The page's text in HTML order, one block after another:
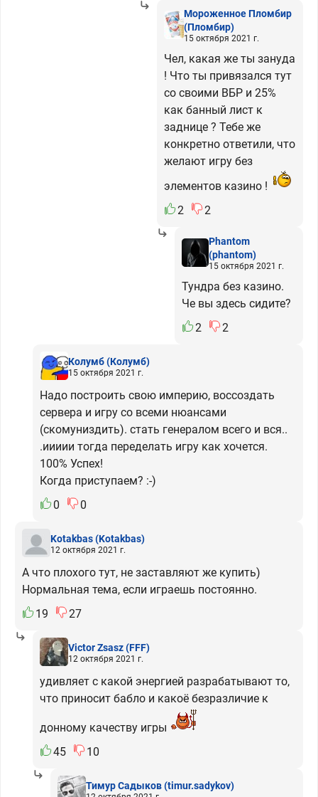
Мороженное Пломбир
(Пломбир)
15 октября 2021 г.
Чел, какая же ты зануда
! Что ты привязался тут
со своими ВБР и 25%
как банный лист к
заднице ? Тебе же
конкретно ответили, что
желают игру без
элементов казино !
2
2
Phantom
(phantom)
15 октября 2021 г.
Тундра без казино.
Че вы здесь сидите?
2
2
Колумб(Колумб)
15 октября 2021 г.
Надо построить свою империю, воссоздать
сервера и игру со всеми нюансами
(скомуниздить). стать генералом всего и вся..
.иииии тогда переделать игру как хочется.
100% Успех!
Когда приступаем? :-)
0
0
Kotakbas(Kotakbas)
12 октября 2021 г.
А что плохого тут, не заставляют же купить)
Нормальная тема, если играешь постоянно.
19
27
Victor Zsasz(FFF)
12 октября 2021 г.
удивляет с какой энергией разрабатывают то,
что приносит бабло и какоё безразличие к
донному качеству игры
45
10
Тимур Садыков(timur.sadykov)